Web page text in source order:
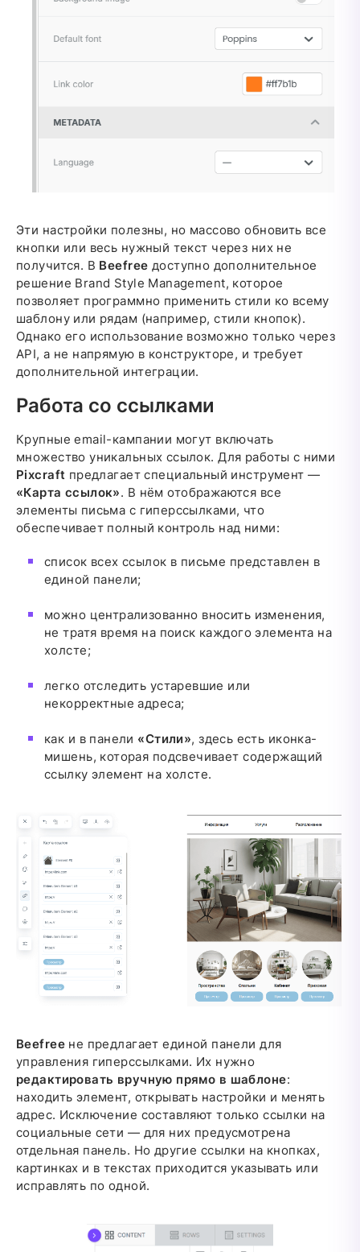
Эти настройки полезны, но массово обновить все
кнопки или весь нужный текст через них не
получится. В Beefree доступно дополнительное
решение Brand Style Management, которое
позволяет программно применить стили ко всему
шаблону или рядам (например, стили кнопок).
Однако его использование возможно только через
API, а не напрямую в конструкторе, и требует
дополнительной интеграции.
Работа со ссылками
Крупные email-кампании могут включать
множество уникальных ссылок. Для работы с ними
Pixcraft предлагает специальный инструмент —
«Карта ссылок». В нём отображаются все
элементы письма с гиперссылками, что
обеспечивает полный контроль над ними:
список всех ссылок в письме представлен в
единой панели;
можно централизованно вносить изменения,
не тратя время на поиск каждого элемента на
холсте;
легко отследить устаревшие или
некорректные адреса;
как и в панели «Стили», здесь есть иконка-
мишень, которая подсвечивает содержащий
ссылку элемент на холсте.
Beefreeне предлагает единой панели для
управления гиперссылками. Их нужно
редактировать вручную прямо в шаблоне:
находить элемент, открывать настройки и менять
адрес. Исключение составляют только ссылки на
социальные сети — для них предусмотрена
отдельная панель. Но другие ссылки на кнопках,
картинках и в текстах приходится указывать или
исправлять по одной.